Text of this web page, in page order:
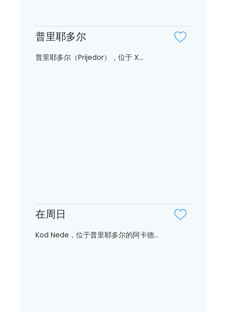
普里耶多尔
普里耶多尔（Prijedor），位于 X...
在周日
Kod Nede，位于普里耶多尔的阿卡德...